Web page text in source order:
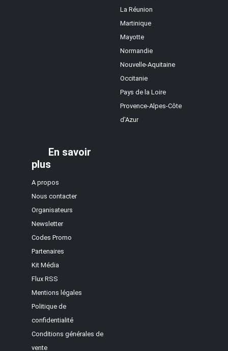
La Réunion
Martinique
Mayotte
Normandie
Nouvelle-Aquitaine
Occitanie
Pays de la Loire
Provence-Alpes-Côte
d'Azur
En savoir
plus
A propos
Nous contacter
Organisateurs
Newsletter
Codes Promo
Partenaires
Kit Média
Flux RSS
Mentions légales
Politique de
confidentialité
Conditions générales de
vente